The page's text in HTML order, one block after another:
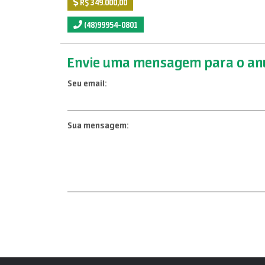
R$ 349.000,00
(48)99954-0801
Envie uma mensagem para o
Seu email:
Sua mensagem: